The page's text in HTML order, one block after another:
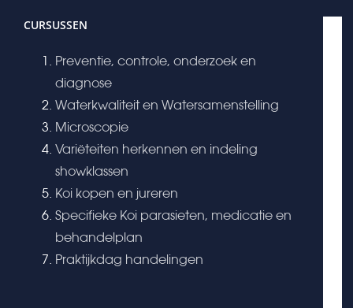
CURSUSSEN
Preventie, controle, onderzoek en
diagnose
Waterkwaliteit en Watersamenstelling
Microscopie
Variëteiten herkennen en indeling
showklassen
Koi kopen en jureren
Specifieke Koi parasieten, medicatie en
behandelplan
Praktijkdag handelingen